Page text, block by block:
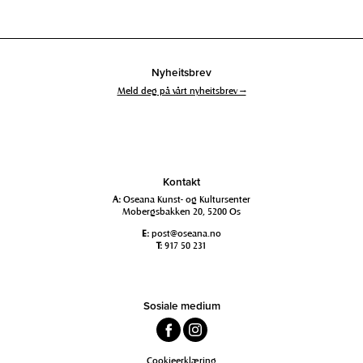
Nyheitsbrev
Meld deg på vårt nyheitsbrev →
Kontakt
A: Oseana Kunst- og Kultursenter
Mobergsbakken 20, 5200 Os
E: post@oseana.no
T: 917 50 231
Sosiale medium
Cookieerklæring